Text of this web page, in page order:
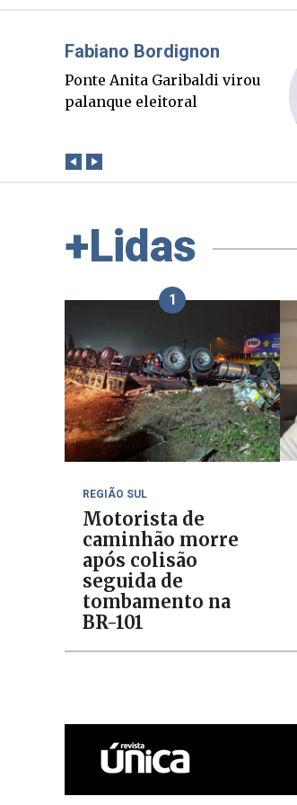
Misael Elias
O Boato corre mais rápido
que a verdade. Mas quem
+Lidas
1
REGIÃO SUL
Motorista de
caminhão morre
após colisão
seguida de
tombamento na
BR-101